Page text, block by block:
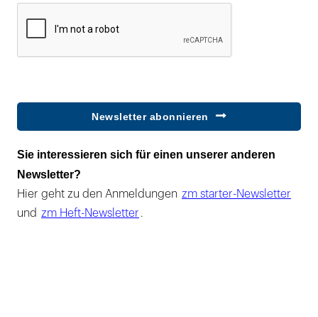
Newsletter abonnieren
Sie interessieren sich für einen unserer anderen
Newsletter?
Hier geht zu den Anmeldungen zm starter-Newsletter
und zm Heft-Newsletter .